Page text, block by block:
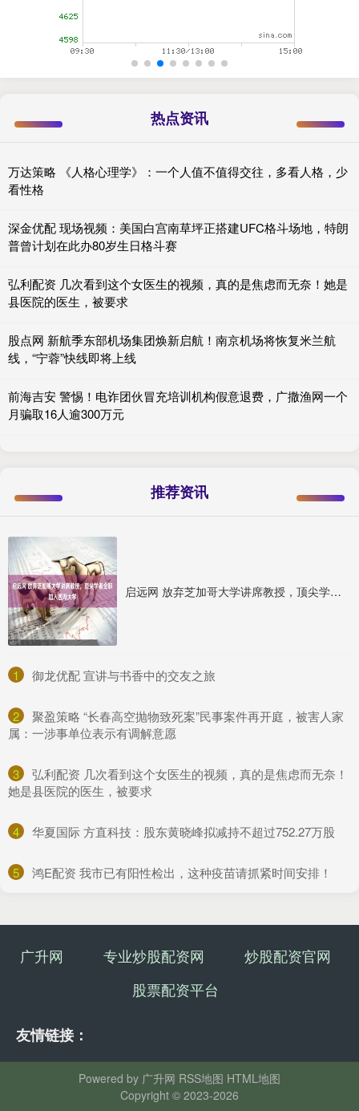
热点资讯
万达策略 《人格心理学》：一个人值不值得交往，多看人格，少
看性格
深金优配 现场视频：美国白宫南草坪正搭建UFC格斗场地，特朗
普曾计划在此办80岁生日格斗赛
弘利配资 几次看到这个女医生的视频，真的是焦虑而无奈！她是
县医院的医生，被要求
股点网 新航季东部机场集团焕新启航！南京机场将恢复米兰航
线，“宁蓉”快线即将上线
前海吉安 警惕！电诈团伙冒充培训机构假意退费，广撒渔网一个
月骗取16人逾300万元
推荐资讯
启远网 放弃芝加哥大学讲席教授，顶尖学者全职加入西湖大学
1 ​御龙优配 宣讲与书香中的交友之旅
2
​聚盈策略 “长春高空抛物致死案”民事案件再开庭，被害人家
属：一涉事单位表示有调解意愿
3
​弘利配资 几次看到这个女医生的视频，真的是焦虑而无奈！
她是县医院的医生，被要求
4 ​华夏国际 方直科技：股东黄晓峰拟减持不超过752.27万股
5 ​鸿E配资 我市已有阳性检出，这种疫苗请抓紧时间安排！
广升网 专业炒股配资网
炒股配资官网
股票配资平台
友情链接：
Powered by 广升网 RSS地图 HTML地图
Copyright © 2023-2026